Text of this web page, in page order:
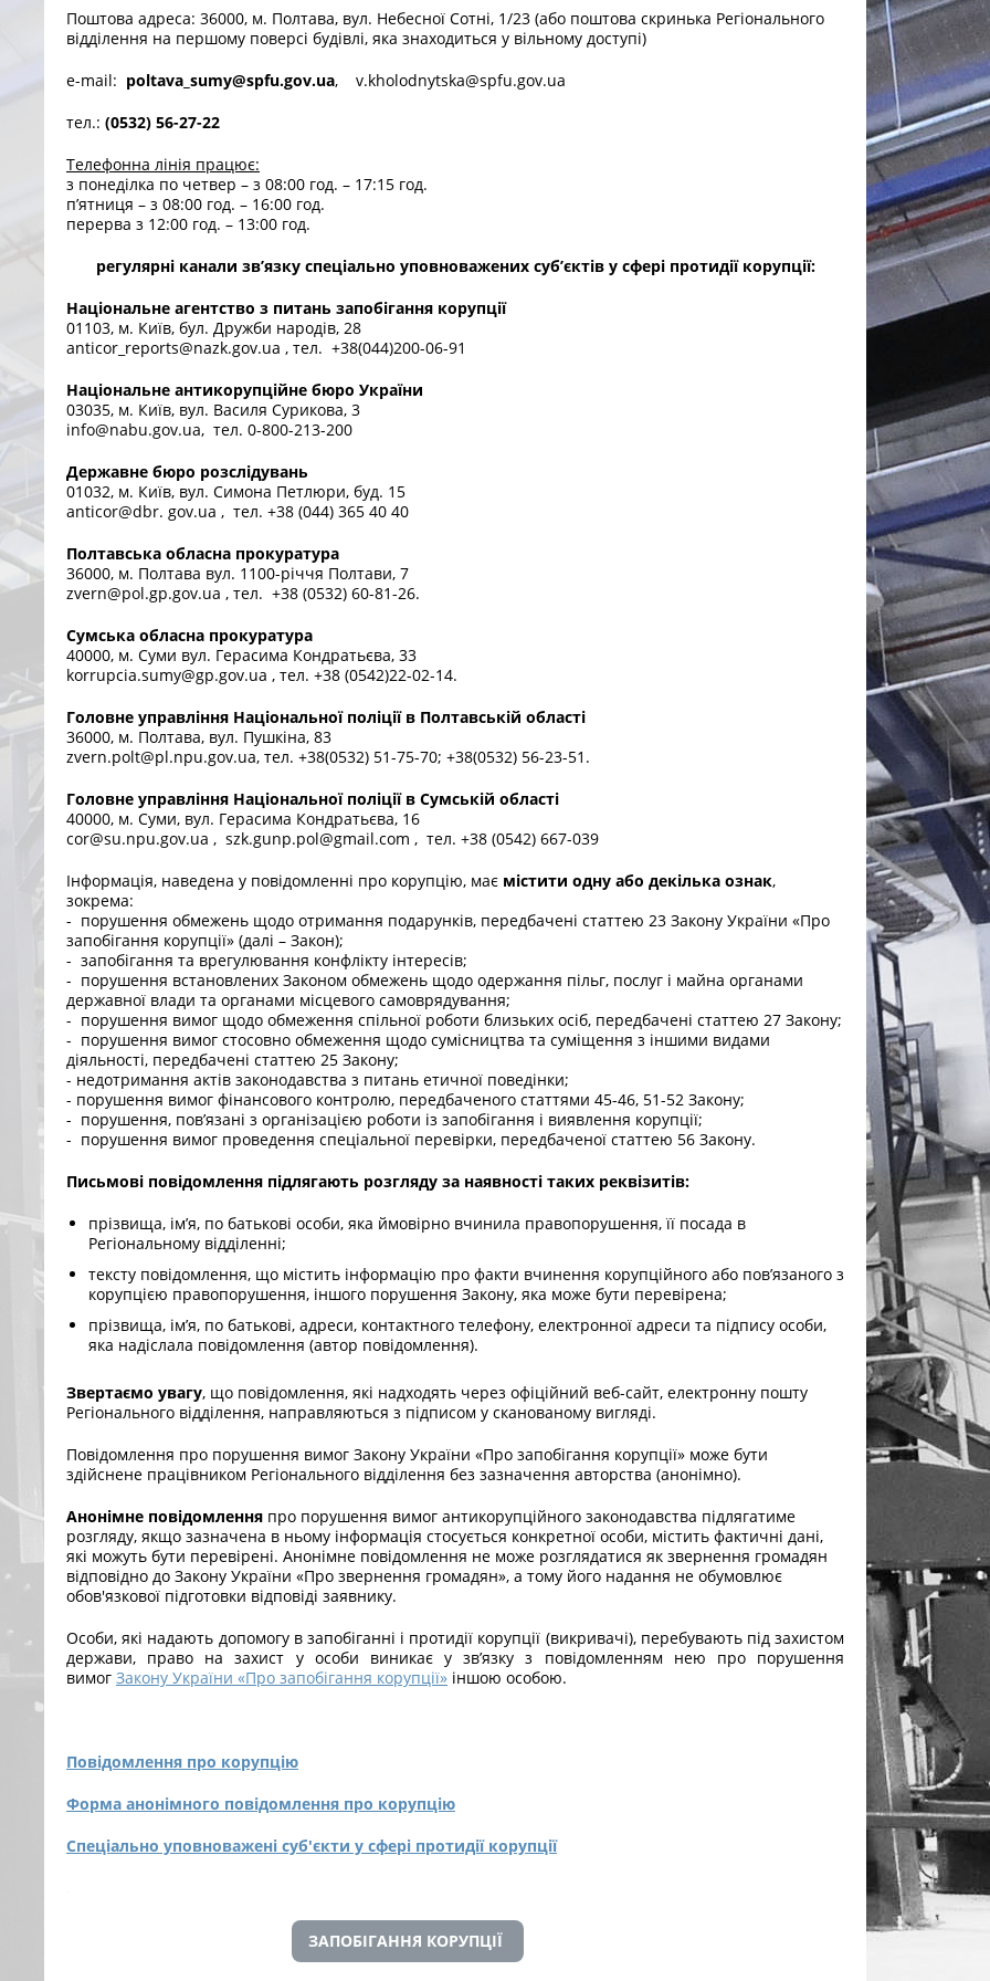
Поштова адреса: 36000, м. Полтава, вул. Небесної Сотні, 1/23 (або поштова скринька Регіонального
відділення на першому поверсі будівлі, яка знаходиться у вільному доступі)
e-mail: poltava_sumy@spfu.gov.ua, v.kholodnytska@spfu.gov.ua
тел.: (0532) 56-27-22
Телефонна лінія працює:
з понеділка по четвер – з 08:00 год. – 17:15 год.
п’ятниця – з 08:00 год. – 16:00 год.
перерва з 12:00 год. – 13:00 год.
регулярні канали зв’язку спеціально уповноважених суб’єктів у сфері протидії корупції:
Національне агентство з питань запобігання корупції
01103, м. Київ, бул. Дружби народів, 28
anticor_reports@nazk.gov.ua , тел. +38(044)200-06-91
Національне антикорупційне бюро України
03035, м. Київ, вул. Василя Сурикова, 3
info@nabu.gov.ua, тел. 0-800-213-200
Державне бюро розслідувань
01032, м. Київ, вул. Симона Петлюри, буд. 15
anticor@dbr. gov.ua , тел. +38 (044) 365 40 40
Полтавська обласна прокуратура
36000, м. Полтава вул. 1100-річчя Полтави, 7
zvern@pol.gp.gov.ua , тел. +38 (0532) 60-81-26.
Сумська обласна прокуратура
40000, м. Суми вул. Герасима Кондратьєва, 33
korrupcia.sumy@gp.gov.ua , тел. +38 (0542)22-02-14.
Головне управління Національної поліції в Полтавській області
36000, м. Полтава, вул. Пушкіна, 83
zvern.polt@pl.npu.gov.ua, тел. +38(0532) 51-75-70; +38(0532) 56-23-51.
Головне управління Національної поліції в Сумській області
40000, м. Суми, вул. Герасима Кондратьєва, 16
cor@su.npu.gov.ua , szk.gunp.pol@gmail.com , тел. +38 (0542) 667-039
Інформація, наведена у повідомленні про корупцію, має містити одну або декілька ознак,
зокрема:
- порушення обмежень щодо отримання подарунків, передбачені статтею 23 Закону України «Про
запобігання корупції» (далі – Закон);
- запобігання та врегулювання конфлікту інтересів;
- порушення встановлених Законом обмежень щодо одержання пільг, послуг і майна органами
державної влади та органами місцевого самоврядування;
- порушення вимог щодо обмеження спільної роботи близьких осіб, передбачені статтею 27 Закону;
- порушення вимог стосовно обмеження щодо сумісництва та суміщення з іншими видами
діяльності, передбачені статтею 25 Закону;
- недотримання актів законодавства з питань етичної поведінки;
- порушення вимог фінансового контролю, передбаченого статтями 45-46, 51-52 Закону;
- порушення, пов’язані з організацією роботи із запобігання і виявлення корупції;
- порушення вимог проведення спеціальної перевірки, передбаченої статтею 56 Закону.
Письмові повідомлення підлягають розгляду за наявності таких реквізитів:
прізвища, ім’я, по батькові особи, яка ймовірно вчинила правопорушення, її посада в
Регіональному відділенні;
тексту повідомлення, що містить інформацію про факти вчинення корупційного або пов’язаного з
корупцією правопорушення, іншого порушення Закону, яка може бути перевірена;
прізвища, ім’я, по батькові, адреси, контактного телефону, електронної адреси та підпису особи,
яка надіслала повідомлення (автор повідомлення).
Звертаємо увагу, що повідомлення, які надходять через офіційний веб-сайт, електронну пошту
Регіонального відділення, направляються з підписом у сканованому вигляді.
Повідомлення про порушення вимог Закону України «Про запобігання корупції» може бути
здійснене працівником Регіонального відділення без зазначення авторства (анонімно).
Анонімне повідомлення про порушення вимог антикорупційного законодавства підлягатиме
розгляду, якщо зазначена в ньому інформація стосується конкретної особи, містить фактичні дані,
які можуть бути перевірені. Анонімне повідомлення не може розглядатися як звернення громадян
відповідно до Закону України «Про звернення громадян», а тому його надання не обумовлює
обов'язкової підготовки відповіді заявнику.
Особи, які надають допомогу в запобіганні і протидії корупції (викривачі), перебувають під захистом
держави, право на захист у особи виникає у зв’язку з повідомленням нею про порушення
вимог Закону України «Про запобігання корупції» іншою особою.
Повідомлення про корупцію
Форма анонімного повідомлення про корупцію
Спеціально уповноважені суб'єкти у сфері протидії корупції
ЗАПОБІГАННЯ КОРУПЦІЇ